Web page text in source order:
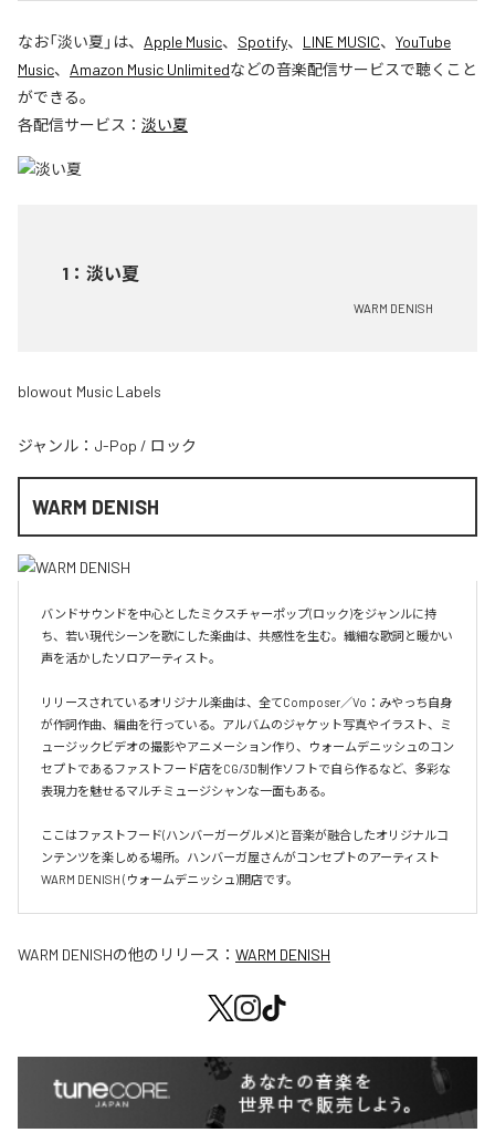
なお「淡い夏 」は、 Apple Music、 Spotify、 LINE MUSIC、 YouTube
Music、 Amazon Music Unlimitedなどの音楽配信サービスで聴くこと
ができる。
各配信サービス： 淡い夏
1 ： 淡い夏
WARM DENISH
blowout Music Labels
ジャンル： J-Pop / ロック
WARM DENISH
バンドサウンドを中心としたミクスチャーポップ(ロック)をジャンルに持
ち、若い現代シーンを歌にした楽曲は、共感性を生む。繊細な歌詞と暖かい
声を活かしたソロアーティスト。
リリースされているオリジナル楽曲は、全てComposer／Vo：みやっち自身
が作詞作曲、編曲を行っている。アルバムのジャケット写真やイラスト、ミ
ュージックビデオの撮影やアニメーション作り、ウォームデニッシュのコン
セプトであるファストフード店をCG/3D制作ソフトで自ら作るなど、多彩な
表現力を魅せるマルチミュージシャンな一面もある。
ここはファストフード(ハンバーガーグルメ)と音楽が融合したオリジナルコ
ンテンツを楽しめる場所。ハンバーガ屋さんがコンセプトのアーティスト
WARM DENISH (ウォームデニッシュ)開店です。
WARM DENISHの他のリリース： WARM DENISH